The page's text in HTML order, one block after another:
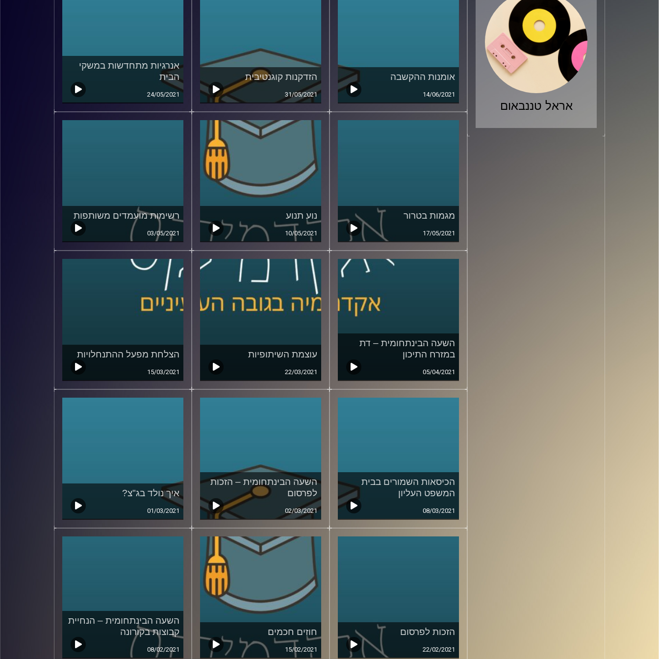
אראל טננבאום
אומנות ההקשבה
14/06/2021
הזדקנות קוגנטיבית
31/05/2021
אנרגיות מתחדשות במשקי
הבית
24/05/2021
מגמות בטרור
17/05/2021
נוע תנוע
10/05/2021
רשימות מועמדים משותפות
03/05/2021
השעה הבינתחומית – דת
במזרח התיכון
05/04/2021
עוצמת השיתופיות
22/03/2021
הצלחת מפעל ההתנחלויות
15/03/2021
הכיסאות השמורים בבית
המשפט העליון
08/03/2021
השעה הבינתחומית – הזכות
לפרסום
02/03/2021
איך נולד בג"צ?
01/03/2021
הזכות לפרסום
22/02/2021
חוזים חכמים
15/02/2021
השעה הבינתחומית – הנחיית
קבוצות בקורונה
08/02/2021